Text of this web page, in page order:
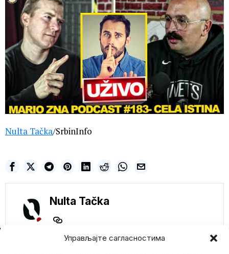
Управљајте сагласностима
Nulta Tačka/SrbinInfo
Nulta Tačka